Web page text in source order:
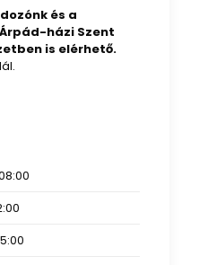
és a
házi Szent
is elérhető.